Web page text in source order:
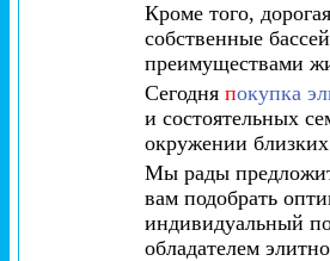
Кроме того,
собственные
преимуществами
Сегодня покупка
и состоятельных
окружении
Мы рады
вам подобрать
индивидуальный
обладателем